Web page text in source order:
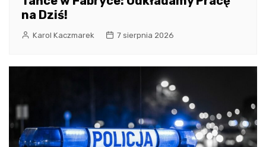
na Dziś!
Karol Kaczmarek 7 sierpnia 2026